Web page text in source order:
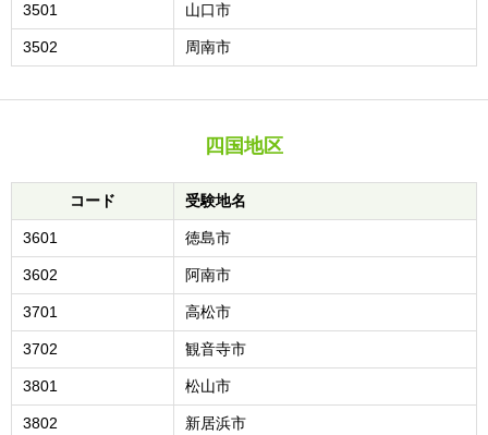
3501 山口市
3502 周南市
四国地区
コード 受験地名
3601 徳島市
3602 阿南市
3701 高松市
3702 観音寺市
3801 松山市
3802 新居浜市